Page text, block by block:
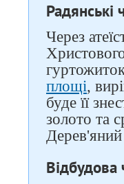
Радянські
Через
площі,
буде її
золото та
Дерев'яний
Відбудова